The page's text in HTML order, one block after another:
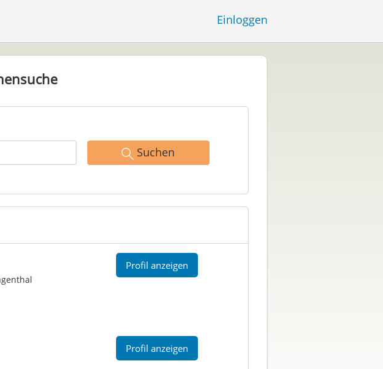
Einloggen
Suchen
Profil anzeigen
Profil anzeigen